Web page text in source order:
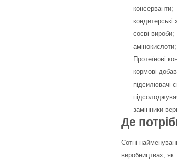
консерванти;
кондитерські
соєві вироби;
амінокислоти;
Протеїнові
кормові
підсилювачі
замінники
Де
Сотні
виробництвах, як: